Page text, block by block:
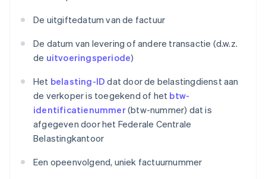
De uitgiftedatum van de factuur
De datum van levering of andere transactie (d.w.z.
de uitvoeringsperiode)
Het belasting-ID dat door de belastingdienst aan
de verkoper is toegekend of het btw-
identificatienummer(btw-nummer) dat is
afgegeven door het Federale Centrale
Belastingkantoor
Een opeenvolgend, uniek factuurnummer